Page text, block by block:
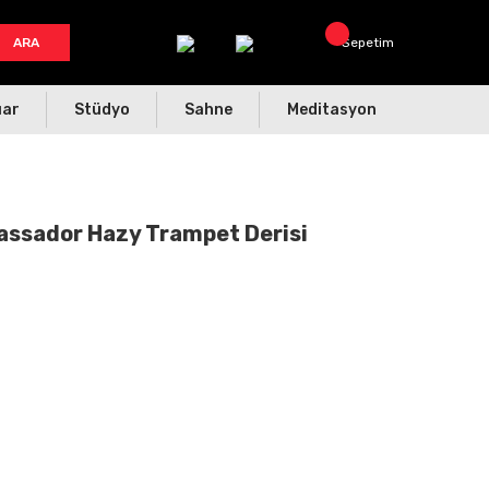
ARA Sepetim
Stüdyo Sahne Meditasyon
Hazy Trampet Derisi